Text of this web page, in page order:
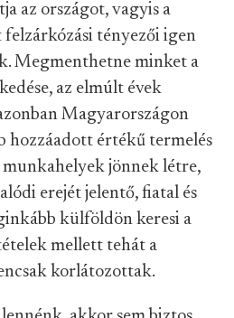
az országot, vagyis a
felzárkózási tényezői igen
Megmenthetne minket a
az elmúlt évek
Magyarországon
hozzáadott értékű termelés
jönnek létre,
erejét jelentő, fiatal és
külföldön keresi a
mellett tehát a
korlátozottak.